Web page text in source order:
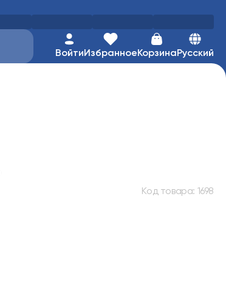
ВойтиИзбранноеКорзинаРусский
Код товара: 1698